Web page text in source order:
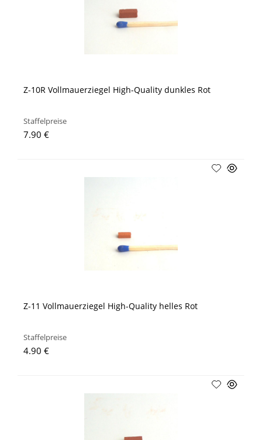
Z-10R Vollmauerziegel High-Quality dunkles Rot
Staffelpreise
7.90 €
Z-11 Vollmauerziegel High-Quality helles Rot
Staffelpreise
4.90 €